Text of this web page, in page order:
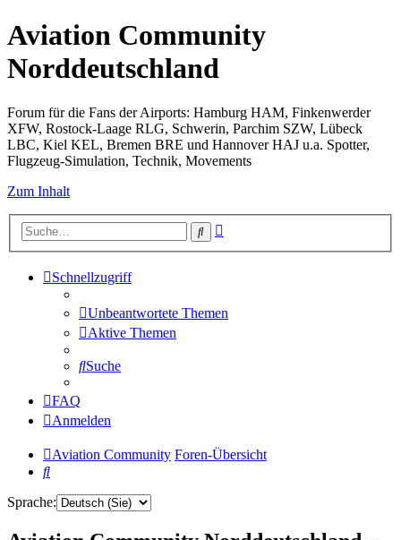
Aviation Community
Norddeutschland
Forum für die Fans der Airports: Hamburg HAM, Finkenwerder
XFW, Rostock-Laage RLG, Schwerin, Parchim SZW, Lübeck
LBC, Kiel KEL, Bremen BRE und Hannover HAJ u.a. Spotter,
Flugzeug-Simulation, Technik, Movements
Zum Inhalt
Suche
Schnellzugriff
Unbeantwortete Themen
Aktive Themen
Suche
FAQ
Anmelden
Aviation Community Foren-Übersicht
Suche
Sprache: